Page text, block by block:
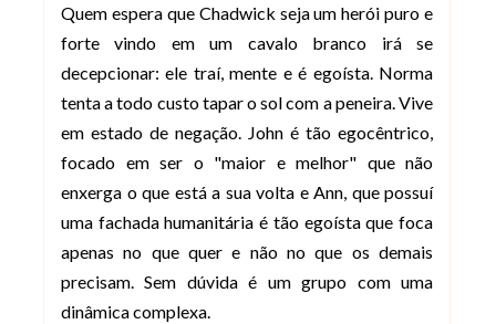
Quem espera que Chadwick seja um herói puro e
forte vindo em um cavalo branco irá se
decepcionar: ele traí, mente e é egoísta. Norma
tenta a todo custo tapar o sol com a peneira. Vive
em estado de negação. John é tão egocêntrico,
focado em ser o "maior e melhor" que não
enxerga o que está a sua volta e Ann, que possuí
uma fachada humanitária é tão egoísta que foca
apenas no que quer e não no que os demais
precisam. Sem dúvida é um grupo com uma
dinâmica complexa.